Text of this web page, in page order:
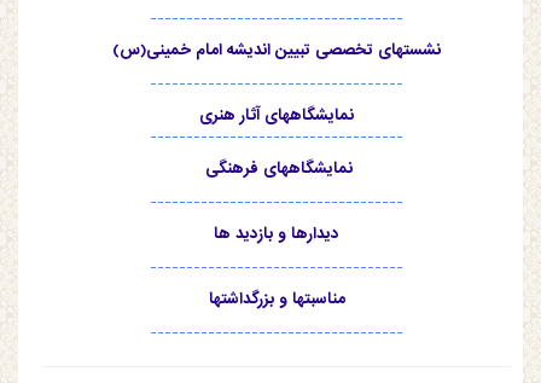
-----------------------------------
نشستهای تخصصی تبیین اندیشه امام خمینی(س)
-----------------------------------
نمایشگاههای آثار هنری
-----------------------------------
نمایشگاههای فرهنگی
-----------------------------------
دیدارها و بازدید ها
-----------------------------------
مناسبتها و بزرگداشتها
-----------------------------------